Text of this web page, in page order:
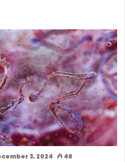
3, 2024 46